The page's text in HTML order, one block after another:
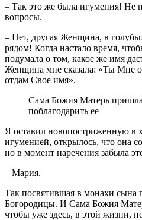
– Так это же была игумения! Не
вопросы.
– Нет, другая Женщина, в
рядом! Когда настало время,
подумала о том, какое же имя
Женщина мне сказала: «Ты Мне
отдам Свое имя».
Сама Божия Матерь
поблагодарить ее
Я оставил новопостриженную в
игуменией, открылось, что она
но в момент наречения забыла
– Мария.
Так посвятившая в монахи сына
Богородицы. И Сама Божия
чтобы уже здесь, в этой жизни,